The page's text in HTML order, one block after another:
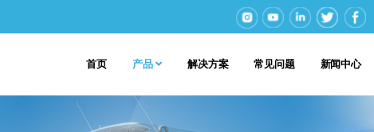
首页 产品 解决方案 常见问题 新闻中心